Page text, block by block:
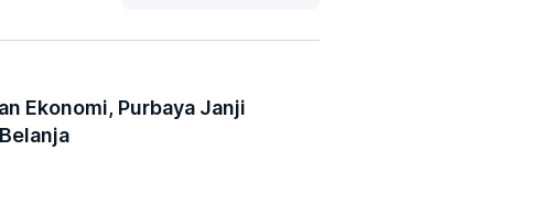
Ekonomi, Purbaya Janji